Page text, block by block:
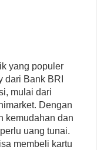
yang populer
dari Bank BRI
mulai dari
Dengan
kemudahan dan
uang tunai.
membeli kartu